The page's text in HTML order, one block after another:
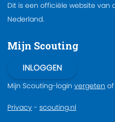
Dit is een officiële website van
Nederland.
Mijn Scouting
Mijn Scouting-login vergeten of
Privacy - scouting.nl